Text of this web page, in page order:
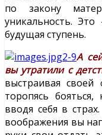
по закону
уникальность.
будущая ступень.
А
вы утратили с
выстраивая
торопясь бояться,
вводя себя в страх.
воображения вы